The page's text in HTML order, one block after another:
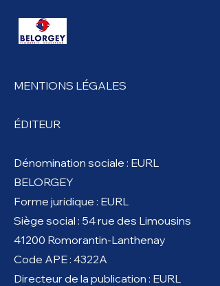
MENTIONS LÉGALES
ÉDITEUR
Dénomination sociale : EURL
BELORGEY
Forme juridique : EURL
Siège social : 54 rue des Limousins
41200 Romorantin-Lanthenay
Code APE : 4322A
Directeur de la publication : EURL